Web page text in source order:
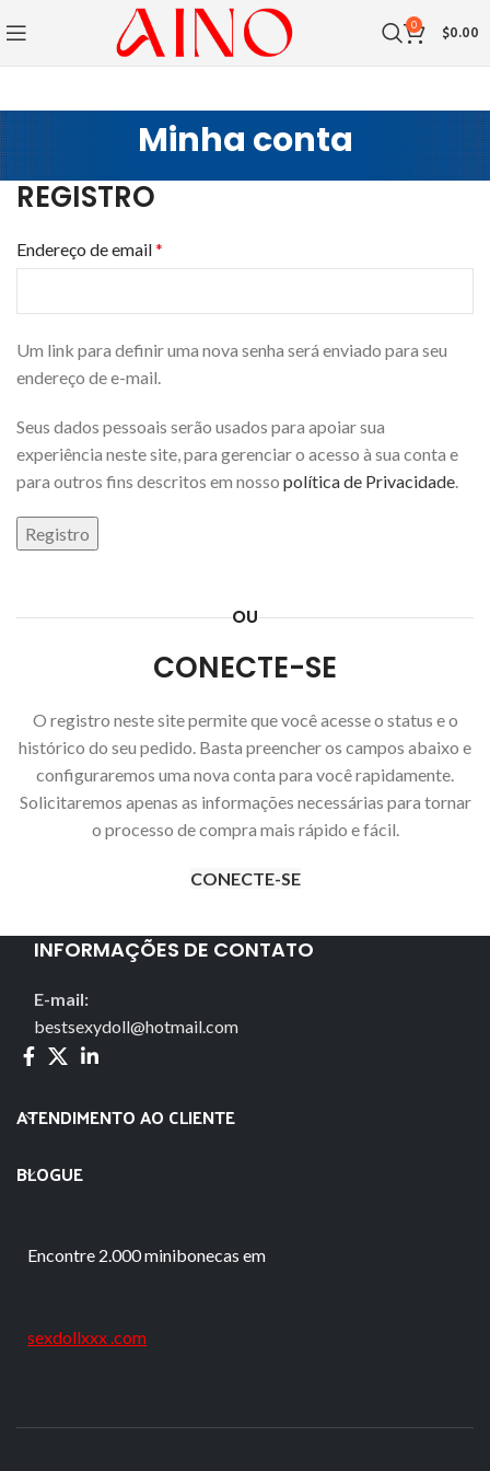
0 $0.00
Minha conta
REGISTRO
Endereço de email*
Um link para definir uma nova senha será enviado para seu
endereço de e-mail.
Seus dados pessoais serão usados para apoiar sua
experiência neste site, para gerenciar o acesso à sua conta e
para outros fins descritos em nosso política de Privacidade.
Registro
OU
CONECTE-SE
O registro neste site permite que você acesse o status e o
histórico do seu pedido. Basta preencher os campos abaixo e
configuraremos uma nova conta para você rapidamente.
Solicitaremos apenas as informações necessárias para tornar
o processo de compra mais rápido e fácil.
CONECTE-SE
INFORMAÇÕES DE CONTATO
E-mail:
bestsexydoll@hotmail.com
ATENDIMENTO AO CLIENTE
BLOGUE
Encontre 2.000 minibonecas em
sexdollxxx .com